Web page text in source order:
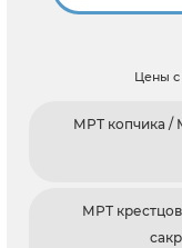
Цены с
МРТ копчика /
МРТ